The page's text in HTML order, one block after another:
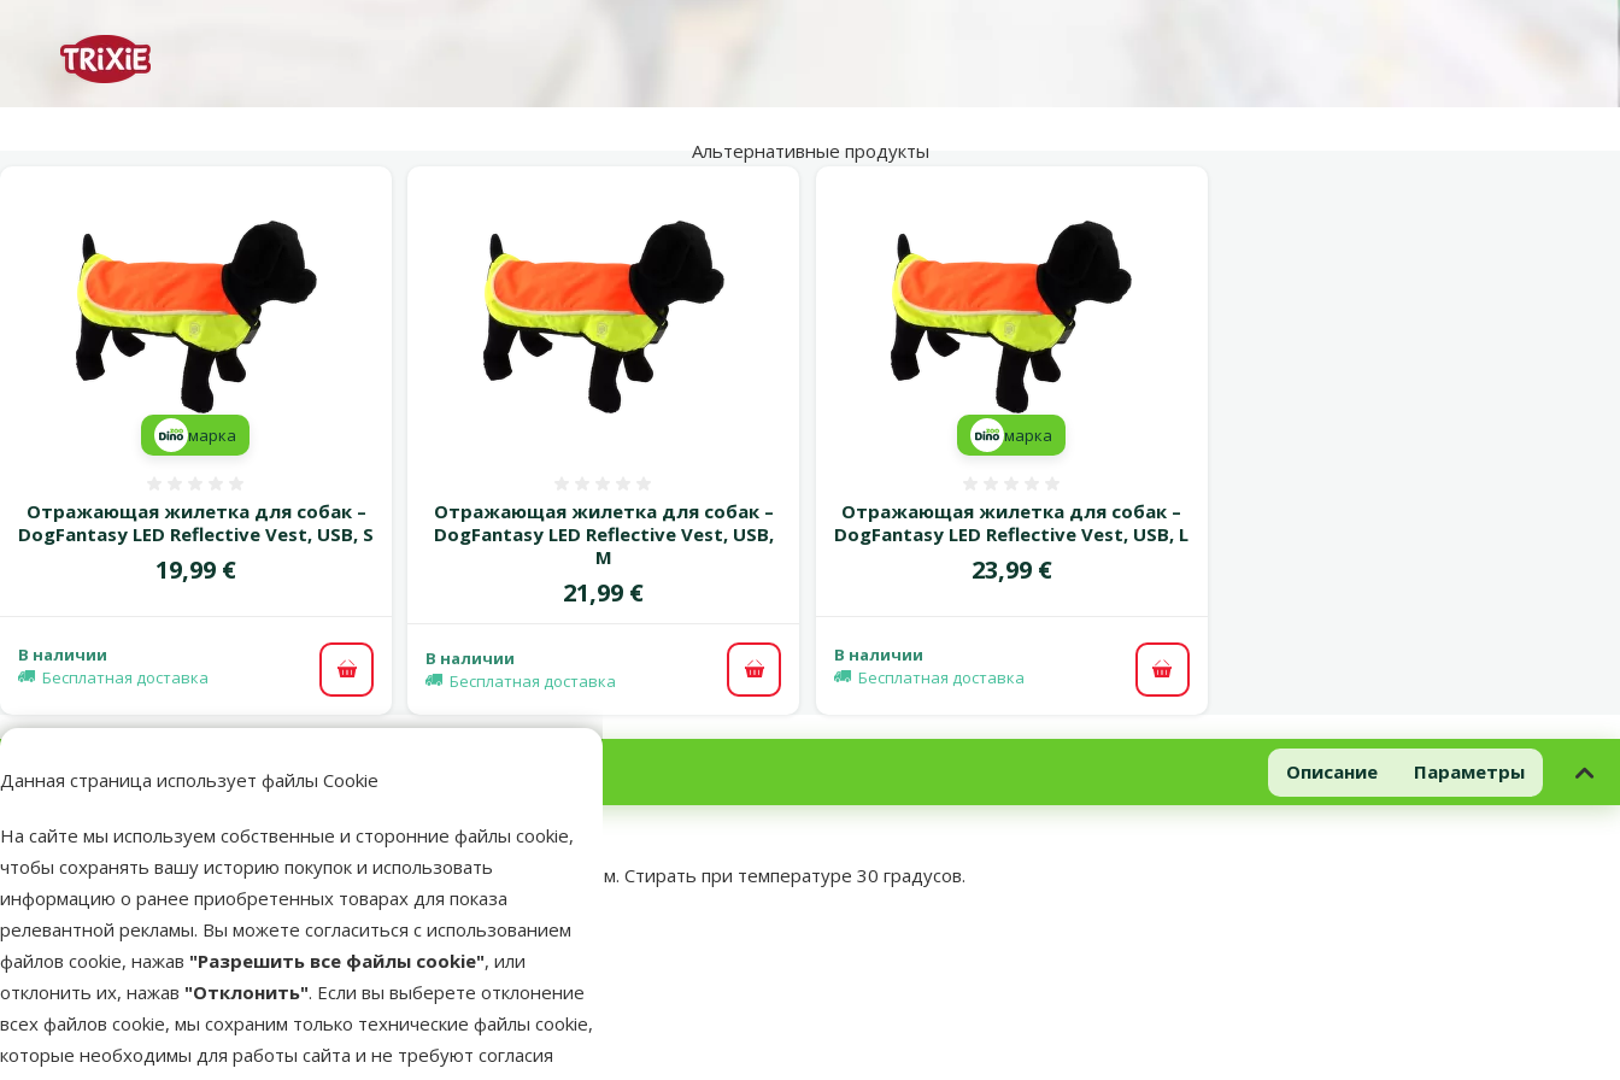
Данная страница использует файлы Cookie
На сайте мы используем собственные и сторонние файлы cookie,
чтобы сохранять вашу историю покупок и использовать
информацию о ранее приобретенных товарах для показа
релевантной рекламы. Вы можете согласиться с использованием
файлов cookie, нажав "Разрешить все файлы cookie", или
отклонить их, нажав "Отклонить". Если вы выберете отклонение
всех файлов cookie, мы сохраним только технические файлы cookie,
которые необходимы для работы сайта и не требуют согласия
Альтернативные продукты
Отражающая жилетка для собак –
DogFantasy LED Reflective Vest, USB, S
Цена
19,99 €
марка
В наличии
Бесплатная доставка
В корзину
Отражающая жилетка для собак –
DogFantasy LED Reflective Vest, USB,
M
Цена
21,99 €
В наличии
Бесплатная доставка
В корзину
Отражающая жилетка для собак –
DogFantasy LED Reflective Vest, USB, L
Цена
23,99 €
марка
В наличии
Бесплатная доставка
В корзину
Cervino coat, XS, 27 cм
Описание Параметры
superzoo.product.detail.content
Курточка для собак. Теплая, защищает от дождя, ветра, с капюшоном. Стирать при температуре 30 градусов.
Длина: 27 cм
Параметры
Размер собаки
Маленькая